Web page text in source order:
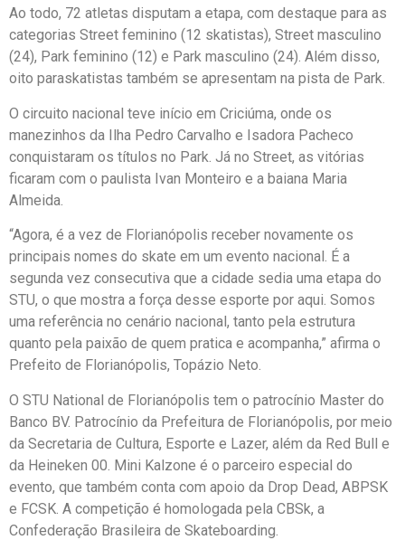
Ao todo, 72 atletas disputam a etapa, com destaque para as
categorias Street feminino (12 skatistas), Street masculino
(24), Park feminino (12) e Park masculino (24). Além disso,
oito paraskatistas também se apresentam na pista de Park.
O circuito nacional teve início em Criciúma, onde os
manezinhos da Ilha Pedro Carvalho e Isadora Pacheco
conquistaram os títulos no Park. Já no Street, as vitórias
ficaram com o paulista Ivan Monteiro e a baiana Maria
Almeida.
“Agora, é a vez de Florianópolis receber novamente os
principais nomes do skate em um evento nacional. É a
segunda vez consecutiva que a cidade sedia uma etapa do
STU, o que mostra a força desse esporte por aqui. Somos
uma referência no cenário nacional, tanto pela estrutura
quanto pela paixão de quem pratica e acompanha,” afirma o
Prefeito de Florianópolis, Topázio Neto.
O STU National de Florianópolis tem o patrocínio Master do
Banco BV. Patrocínio da Prefeitura de Florianópolis, por meio
da Secretaria de Cultura, Esporte e Lazer, além da Red Bull e
da Heineken 00. Mini Kalzone é o parceiro especial do
evento, que também conta com apoio da Drop Dead, ABPSK
e FCSK. A competição é homologada pela CBSk, a
Confederação Brasileira de Skateboarding.